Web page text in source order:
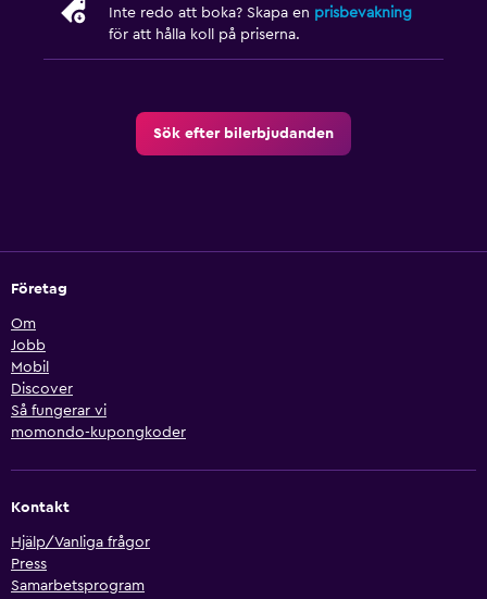
Inte redo att boka? Skapa en prisbevakning
för att hålla koll på priserna.
Sök efter bilerbjudanden
Företag
Om
Jobb
Mobil
Discover
Så fungerar vi
momondo-kupongkoder
Kontakt
Hjälp/Vanliga frågor
Press
Samarbetsprogram